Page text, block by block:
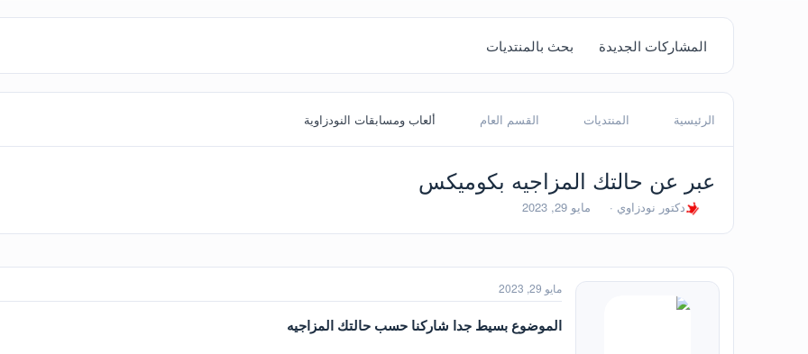
المشاركات الجديدة بحث بالمنتديات
الرئيسية المنتديات القسم العام ألعاب ومسابقات النودزاوية
عبر عن حالتك المزاجيه بكوميكس
ب
د
ا
ل
دكتور نودزاوي
ت
ر
خ
ا
مايو 29, 2023
مايو 29, 2023
الموضوع بسيط جدا شاركنا حسب حالتك المزاجيه